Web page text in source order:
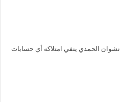
نشوان الحمدي ينفي امتلاكه أي حسابات